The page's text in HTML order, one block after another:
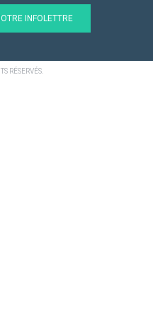
INFOLETTRE
RÉSERVÉS.